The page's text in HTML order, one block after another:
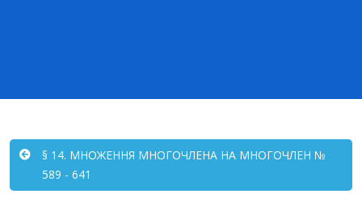
§ 14. МНОЖЕННЯ МНОГОЧЛЕНА НА МНОГОЧЛЕН №
589 - 641